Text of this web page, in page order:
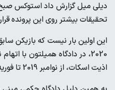
دیلی میل گزارش داد استوکس
تحقیقات بیشتر روی این پرونده
این اولین بار نیست که بازیکن
2020، در دادگاه همیلتون
اذیت اسکات، از نوامبر 2019 تا فوریه 2020 مقصر شناخته شده بود.